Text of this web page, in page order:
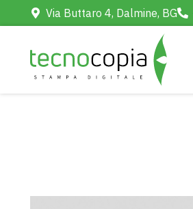
Via Buttaro 4, Dalmine, BG